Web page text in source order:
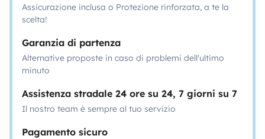
Assicurazione inclusa o Protezione rinforzata, a te la
scelta!
Garanzia di partenza
Alternative proposte in caso di problemi dell'ultimo
minuto
Assistenza stradale 24 ore su 24, 7 giorni su 7
Il nostro team è sempre al tuo servizio
Pagamento sicuro